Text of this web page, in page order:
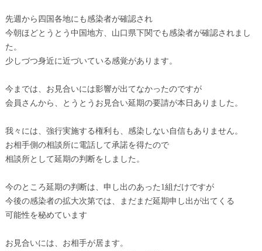
先週から四国各地にも感染者が確認され
今朝ほどとうとう中国地方、山口県下関でも感染者が確認されまし
た。
少しづつ身近に近づいている感覚があります。
今までは、お見合いには影響が出てなかったのですが
会員さんから、とうとうお見合い延期の要請が本日ありました。
我々には、強行実施する権利も、感染しない自信もありません。
お相手側の相談所に電話して承諾を得たので
相談所として延期の判断をしました。
今のところ延期の判断は、申し出のあった1組だけですが
今後の感染者の拡大次第では、まだまだ延期申し出が出てくる
可能性を秘めています
お見合いには、お相手が居ます。